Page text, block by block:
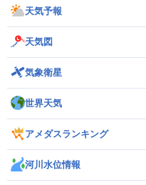
天気予報
天気図
気象衛星
世界天気
アメダスランキング
河川水位情報